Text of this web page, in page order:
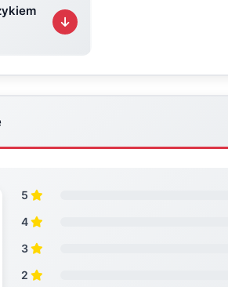
5
4
3
2